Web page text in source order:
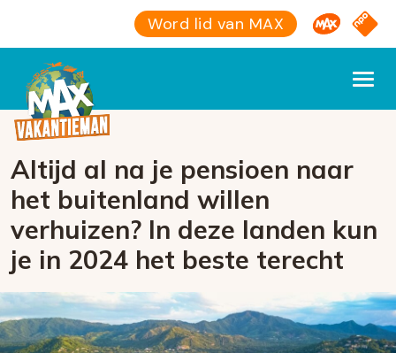
Word lid van MAX Omroep
NPO
Altijd al na je pensioen naar
het buitenland willen
verhuizen? In deze landen kun
je in 2024 het beste terecht